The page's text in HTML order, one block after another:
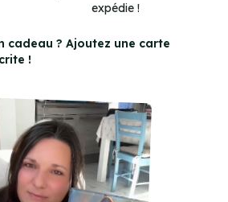
expédie !
cadeau ? Ajoutez une carte
!